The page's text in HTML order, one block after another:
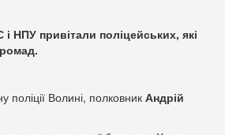
НПУ привітали поліцейських, які
Волині, полковникАндрій